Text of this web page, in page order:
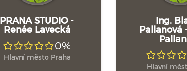
PRANA STUDIO -
Renée Lavecká
0%
Hlavní město Praha
Ing.
Pallanová
Hlavní